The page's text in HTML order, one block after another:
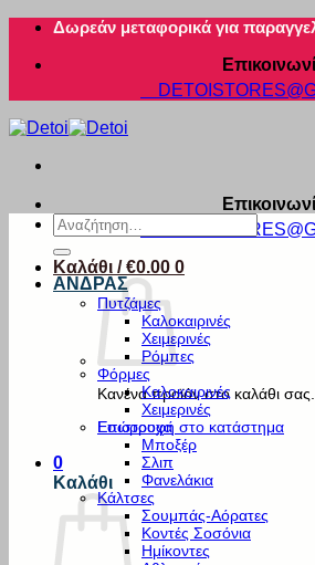
Μετάβαση
περιεχόμενο
Δωρεάν μεταφορικά για
Καλάθι /€0.00 0
Κανένα προϊόν στο καλάθι σας.
Επιστροφή στο κατάστημα
0
Καλάθι
Αναζήτηση
για:
ΑΝΔΡΑΣ
Πυτζάμες
Καλοκαιρινές
Χειμερινές
Ρόμπες
Φόρμες
Καλοκαιρινές
Χειμερινές
Εσώρουχα
Μποξέρ
Σλιπ
Φανελάκια
Κάλτσες
Σουμπάς-Αόρατες
Κοντές Σοσόνια
Ημίκοντες